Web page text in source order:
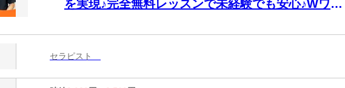
を実現♪完全無料レッスンで未経験でも安心♪Wワー
セラピスト